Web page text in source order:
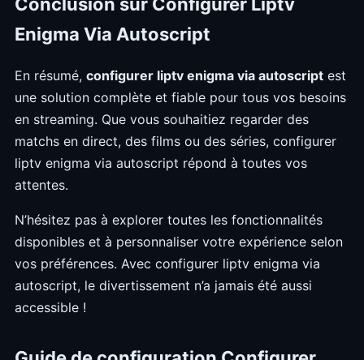
Conclusion sur Configurer Liptv
Enigma Via Autoscript
En résumé, configurer liptv enigma via autoscript est
une solution complète et fiable pour tous vos besoins
en streaming. Que vous souhaitiez regarder des
matchs en direct, des films ou des séries, configurer
liptv enigma via autoscript répond à toutes vos
attentes.
N’hésitez pas à explorer toutes les fonctionnalités
disponibles et à personnaliser votre expérience selon
vos préférences. Avec configurer liptv enigma via
autoscript, le divertissement n’a jamais été aussi
accessible !